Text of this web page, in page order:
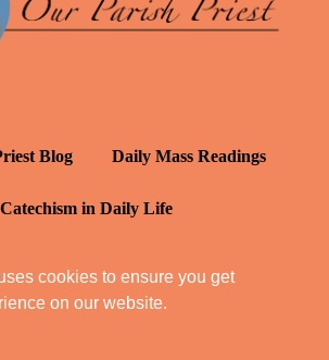
cookies to ensure you get
on our website.
Blog Daily Mass Readings
Catechism in Daily Life
Tambuli ng Kagalakan